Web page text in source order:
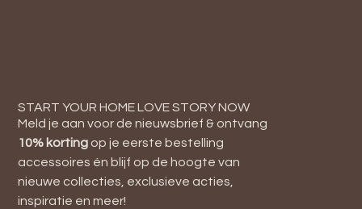
START YOUR HOME LOVE STORY NOW
Meld je aan voor de nieuwsbrief & ontvang
10% korting op je eerste bestelling
accessoires én blijf op de hoogte van
nieuwe collecties, exclusieve acties,
inspiratie en meer!